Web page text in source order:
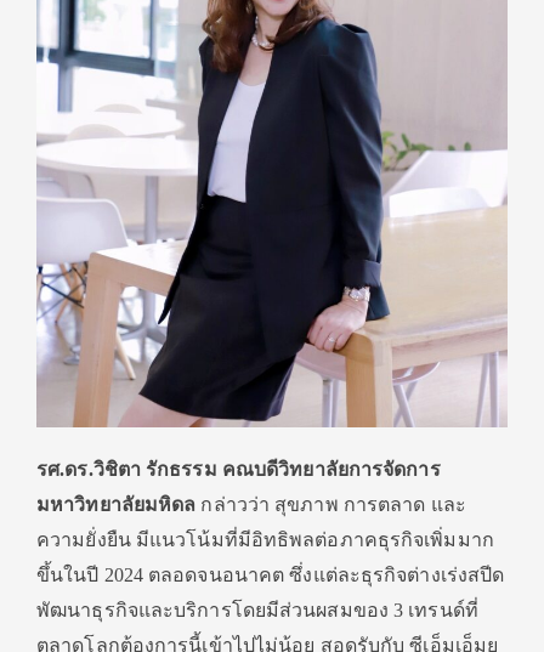
รศ.ดร.วิชิตา รักธรรม คณบดีวิทยาลัยการจัดการ
มหาวิทยาลัยมหิดล กล่าวว่า สุขภาพ การตลาด และ
ความยั่งยืน มีแนวโน้มที่มีอิทธิพลต่อภาคธุรกิจเพิ่มมาก
ขึ้นในปี 2024 ตลอดจนอนาคต ซึ่งแต่ละธุรกิจต่างเร่งสปีด
พัฒนาธุรกิจและบริการโดยมีส่วนผสมของ 3 เทรนด์ที่
ตลาดโลกต้องการนี้เข้าไปไม่น้อย สอดรับกับ ซีเอ็มเอ็มยู